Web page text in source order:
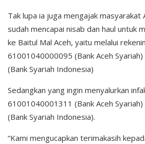
Tak lupa ia juga mengajak masyarakat
sudah mencapai nisab dan haul untuk
ke Baitul Mal Aceh, yaitu melalui
61001040000095 (Bank Aceh
(Bank Syariah Indonesia)
Sedangkan yang ingin menyalurkan
61001040001311 (Bank Aceh
(Bank Syariah Indonesia).
“Kami mengucapkan terimakasih